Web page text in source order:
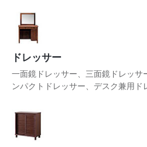
ドレッサー
一面鏡ドレッサー、三面鏡ドレッサ
ンパクトドレッサー、デスク兼用ド